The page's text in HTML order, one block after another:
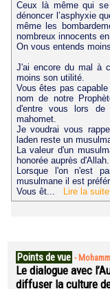
Ceux là même qui
dénoncer l’asphyxie
même les
nombreux innocents
On vous entends
J'ai encore du mal à
moins son utilité.
Vous êtes pas
nom de notre
d'entre vous lors de
mahomet.
Je voudrai vous
laden reste un
La valeur d'un
honorée auprès d'Allah.
Lorsque l'on n'est
musulmane il est
Vous êt... Lire la suite
Points de vue -
Le dialogue avec
diffuser la culture